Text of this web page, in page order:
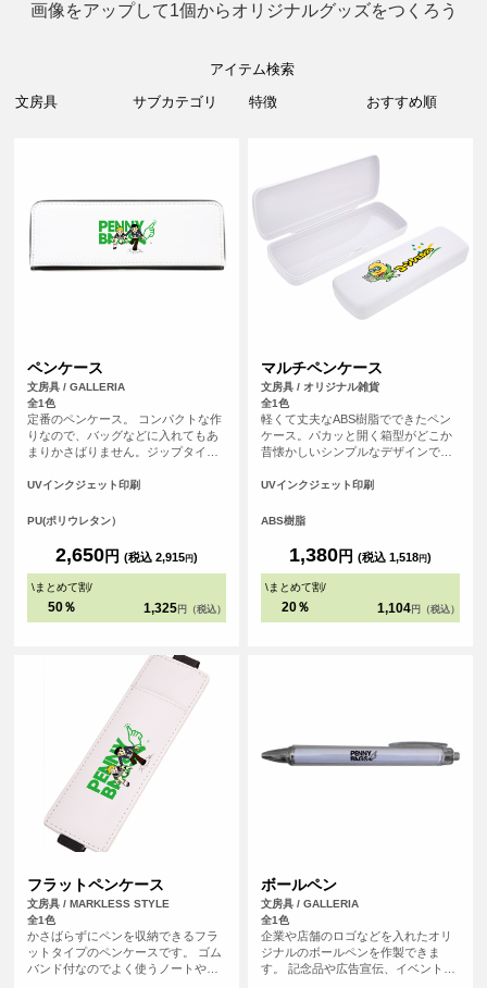
画像をアップして1個からオリジナルグッズをつくろう
アイテム検索
ペンケース
文房具 / GALLERIA
全1色
定番のペンケース。 コンパクトな作
りなので、バッグなどに入れてもあ
まりかさばりません。ジップタイプ
じ柄の印刷になります。
UVインクジェット印刷
PU(ポリウレタン）
2,650円 (税込 2,915円)
\まとめて割/
50％ 1,325 円（税込）
マルチペンケース
文房具 / オリジナル雑貨
全1色
軽くて丈夫なABS樹脂でできたペン
ケース。パカッと開く箱型がどこか
昔懐かしいシンプルなデザインで
ンを印刷して、スポーツチーム・ア
などのあらゆるシーンでオリジナル
UVインクジェット印刷
ABS樹脂
1,380円 (税込 1,518円)
\まとめて割/
20％ 1,104 円（税込）
フラットペンケース
文房具 / MARKLESS STYLE
全1色
かさばらずにペンを収納できるフラ
ットタイプのペンケースです。 ゴム
バンド付なのでよく使うノートや手
ボールペン
文房具 / GALLERIA
全1色
企業や店舗のロゴなどを入れたオリ
ジナルのボールペンを作製できま
す。 記念品や広告宣伝、イベントな